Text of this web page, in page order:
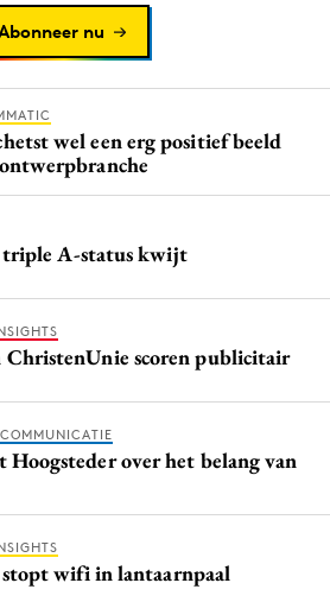
nu
wel een erg positief beeld
triple A-status kwijt
ChristenUnie scoren publicitair
Hoogsteder over het belang van
wifi in lantaarnpaal